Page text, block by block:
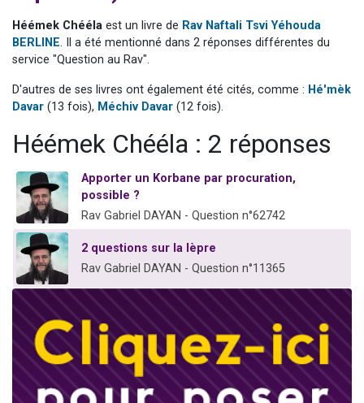
Il reste 49 places pour étudier en groupe sur Zoom
Nathaniel vient de donner son Maasser
6 personnes viennent de faire un don pour 5 enfants déjà orphelins risquent de perdre leur maman
Héémek Chééla est un livre de Rav Naftali Tsvi Yéhouda
BERLINE. Il a été mentionné dans 2 réponses différentes du
service "Question au Rav".
D'autres de ses livres ont également été cités, comme : Hé'mèk
Davar (13 fois), Méchiv Davar (12 fois).
Héémek Chééla : 2 réponses
Apporter un Korbane par procuration,
possible ?
Rav Gabriel DAYAN - Question n°62742
2 questions sur la lèpre
Rav Gabriel DAYAN - Question n°11365